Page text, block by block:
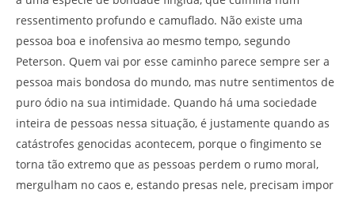
ressentimento profundo e camuflado. Não existe uma
pessoa boa e inofensiva ao mesmo tempo, segundo
Peterson. Quem vai por esse caminho parece sempre ser a
pessoa mais bondosa do mundo, mas nutre sentimentos de
puro ódio na sua intimidade. Quando há uma sociedade
inteira de pessoas nessa situação, é justamente quando as
catástrofes genocidas acontecem, porque o fingimento se
torna tão extremo que as pessoas perdem o rumo moral,
mergulham no caos e, estando presas nele, precisam impor